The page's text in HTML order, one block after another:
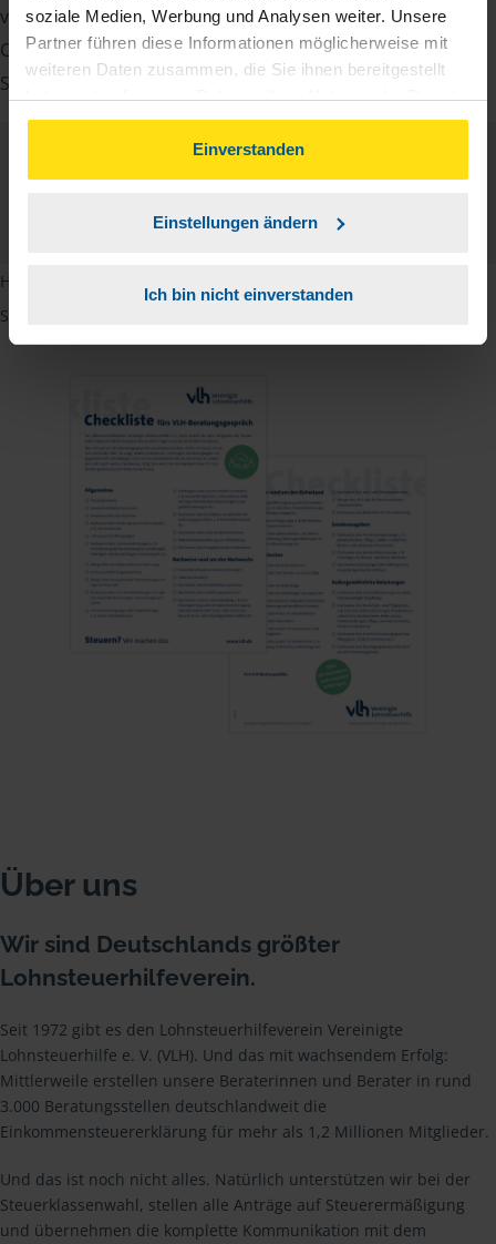
soziale Medien, Werbung und Analysen weiter. Unsere
Partner führen diese Informationen möglicherweise mit
weiteren Daten zusammen, die Sie ihnen bereitgestellt
haben oder die sie im Rahmen Ihrer Nutzung der Dienste
gesammelt haben. Indem Sie auf Einverstanden klicken,
können Sie der Verwendung von Cookies, gemäß
unserer➔ Datenschutzrichtliniezustimmen.
Einverstanden
Einstellungen ändern
Ich bin nicht einverstanden
vielen Nachweise vergessen, stellen wir Ihnen hier eine
Checkliste für Arbeitnehmer, Beamte, Auszubildende und
Studenten sowie Rentner zur Verfügung.
Deutsch
Hinweis: Übersetzungen in mehreren Sprachen finden Sie, wenn
Sie auf den Pfeil neben der Sprache Deutsch klicken.
Über uns
Wir sind Deutschlands größter
Lohnsteuerhilfeverein.
Seit 1972 gibt es den Lohnsteuerhilfeverein Vereinigte
Lohnsteuerhilfe e. V. (VLH). Und das mit wachsendem Erfolg:
Mittlerweile erstellen unsere Beraterinnen und Berater in rund
3.000 Beratungsstellen deutschlandweit die
Einkommensteuererklärung für mehr als 1,2 Millionen Mitglieder.
Und das ist noch nicht alles. Natürlich unterstützen wir bei der
Steuerklassenwahl, stellen alle Anträge auf Steuerermäßigung
und übernehmen die komplette Kommunikation mit dem